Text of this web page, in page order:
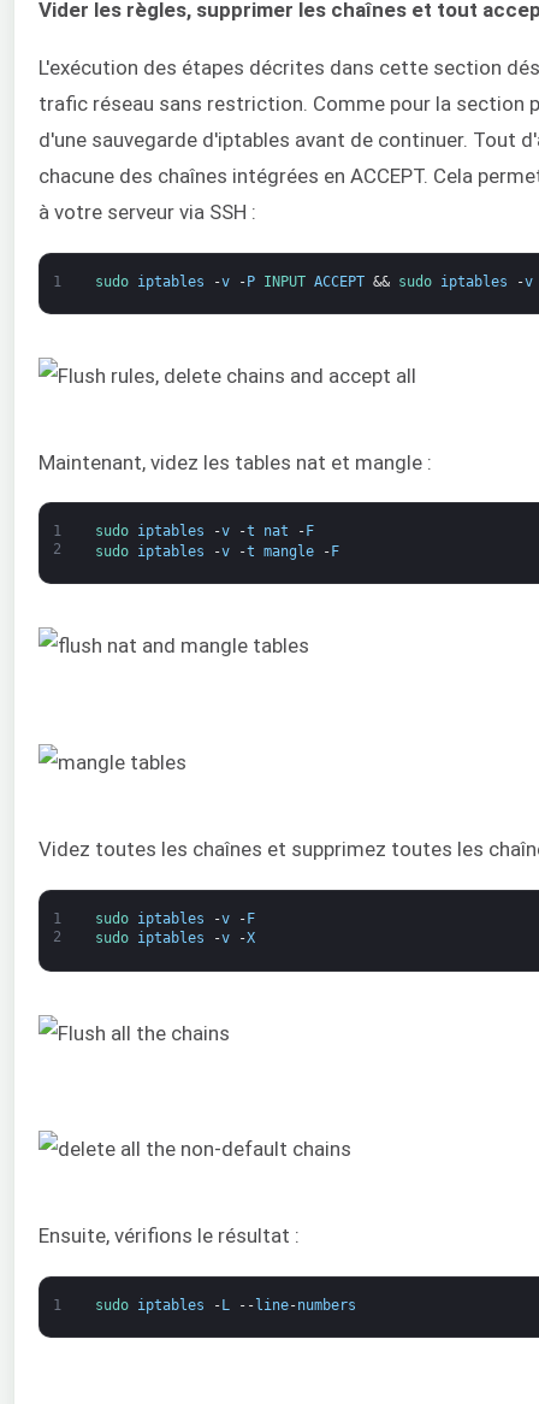
Vider les règles, supprimer les chaînes et tout
L'exécution des étapes décrites dans cette section
trafic réseau sans restriction. Comme pour la section
d'une sauvegarde d'iptables avant de continuer. Tout
chacune des chaînes intégrées en ACCEPT. Cela
à votre serveur via SSH :
1 sudo iptables -v -P INPUT ACCEPT && sudo iptables -v
Maintenant, videz les tables nat et mangle :
1
2
sudo iptables -v -t nat - F
sudo iptables -v -t mangle - F
Videz toutes les chaînes et supprimez toutes les
1
2
sudo iptables -v -F
sudo iptables -v -X
Ensuite, vérifions le résultat :
1 sudo iptables -L --line-numbers